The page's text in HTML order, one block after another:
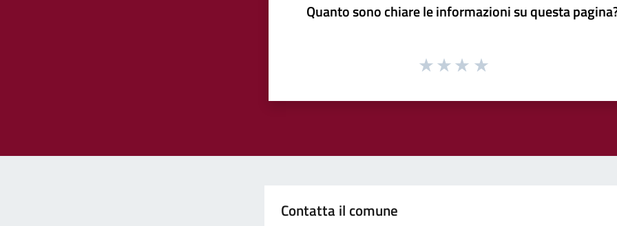
Quanto sono chiare le informazioni su questa
Contatta il comune